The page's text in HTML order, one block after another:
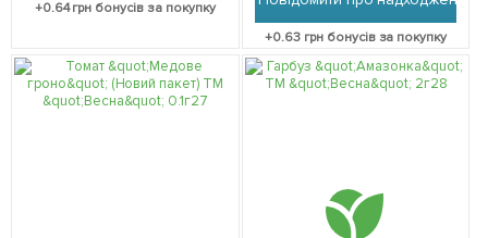
+0.64грн бонусів за покупку
+0.63грн бонусів за покупку